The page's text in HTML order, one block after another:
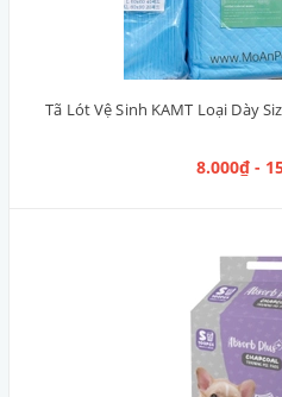
Tã Lót Vệ Sinh KAMT Loại Dày
8.000₫ -